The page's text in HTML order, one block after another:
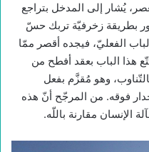
يُشار إلى المدخل بتراجع
بطريقة زخرفيّة تربك حسّ
الفعليّ، فيجده أقصر ممّا
هذا الباب بعقد أفطح من
وهو مُقزَّم بفعل
فوقه. من المرجّح أنّ هذه
الإنسان مقارنة باللّه.